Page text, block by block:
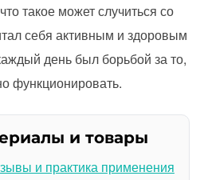
такое может случиться со
себя активным и здоровым
день был борьбой за то,
функционировать.
и товары
и практика применения